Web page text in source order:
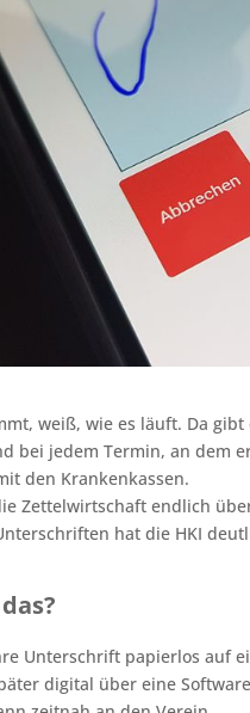
weiß, wie es läuft. Da
bei jedem Termin, an dem
den Krankenkassen.
Zettelwirtschaft endlich
hat die HKI
Unterschrift papierlos auf
digital über eine